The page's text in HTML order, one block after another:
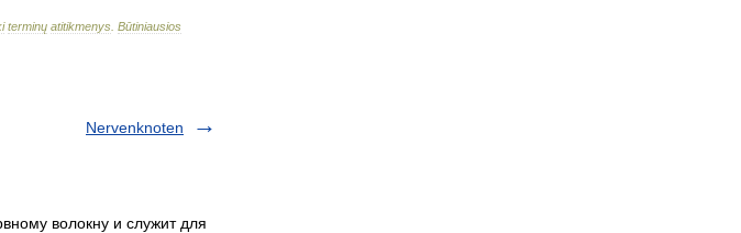
terminų atitikmenys Būtiniausios
Nervenknoten
волокну и служит для